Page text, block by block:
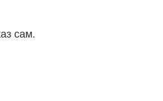
сам.